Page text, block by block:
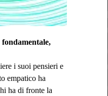
i suoi pensieri e
empatico ha
ha di fronte la